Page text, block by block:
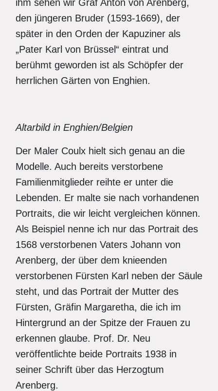
ihm sehen wir Graf Anton von Arenberg,
den jüngeren Bruder (1593-1669), der
später in den Orden der Kapuziner als
„Pater Karl von Brüssel“ eintrat und
berühmt geworden ist als Schöpfer der
herrlichen Gärten von Enghien.
Altarbild in Enghien/Belgien
Der Maler Coulx hielt sich genau an die
Modelle. Auch bereits verstorbene
Familienmitglieder reihte er unter die
Lebenden. Er malte sie nach vorhandenen
Portraits, die wir leicht vergleichen können.
Als Beispiel nenne ich nur das Portrait des
1568 verstorbenen Vaters Johann von
Arenberg, der über dem knieenden
verstorbenen Fürsten Karl neben der Säule
steht, und das Portrait der Mutter des
Fürsten, Gräfin Margaretha, die ich im
Hintergrund an der Spitze der Frauen zu
erkennen glaube. Prof. Dr. Neu
veröffentlichte beide Portraits 1938 in
seiner Schrift über das Herzogtum
Arenberg.